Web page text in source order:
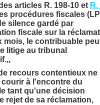
articles R. 198-10 et
procédures fiscales
silence gardé par
fiscale sur la
mois, le contribuable
litige au tribunal
recours contentieux ne
à l'encontre du
tant qu'une décision
rejet de sa réclamation,